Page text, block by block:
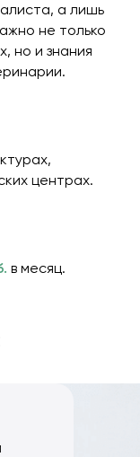
а лишь
не только
но и знания
центрах.
в месяц.